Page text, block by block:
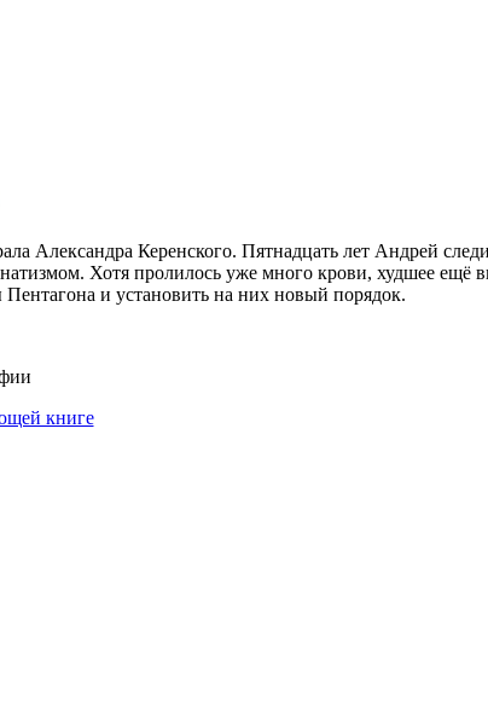
Александра Керенского. Пятнадцать лет Андрей
Хотя пролилось уже много крови, худшее ещё
и установить на них новый порядок.
книге